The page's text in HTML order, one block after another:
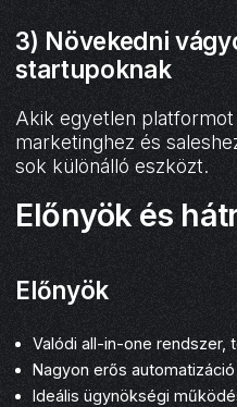
3) Növekedni
startupoknak
Akik egyetlen
marketinghez és
sok különálló eszközt.
Előnyök és
Előnyök
Valódi all-in-one rendszer,
Nagyon erős
Ideális ügynökségi